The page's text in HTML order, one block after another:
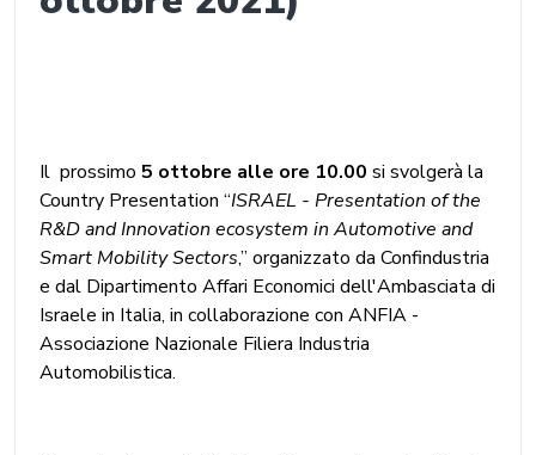
Il prossimo 5 ottobre alle ore 10.00 si svolgerà la
Country Presentation “ISRAEL - Presentation of the
R&D and Innovation ecosystem in Automotive and
Smart Mobility Sectors,” organizzato da Confindustria
e dal Dipartimento Affari Economici dell'Ambasciata di
Israele in Italia, in collaborazione con ANFIA -
Associazione Nazionale Filiera Industria
Automobilistica.